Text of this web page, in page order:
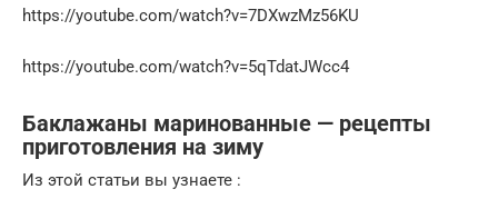
https://youtube.com/watch?v=7DXwzMz56KU
https://youtube.com/watch?v=5qTdatJWcc4
Баклажаны маринованные — рецепты
приготовления на зиму
Из этой статьи вы узнаете :